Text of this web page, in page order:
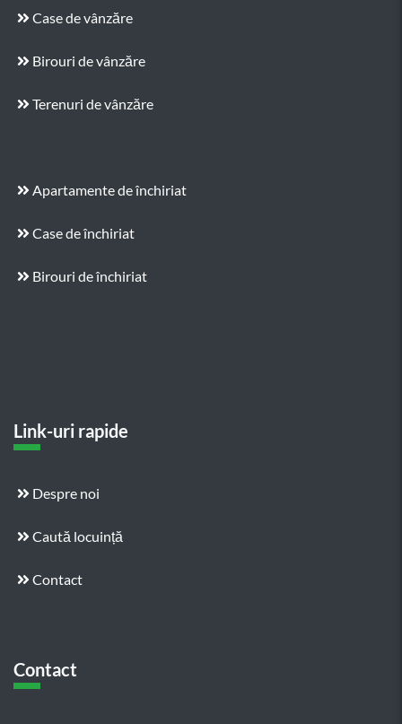
Case de vânzăre
Birouri de vânzăre
Terenuri de vânzăre
Apartamente de închiriat
Case de închiriat
Birouri de închiriat
Link-uri rapide
Despre noi
Caută locuință
Contact
Contact